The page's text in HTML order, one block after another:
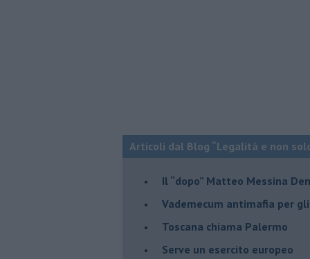
Articoli dal Blog “Legalità e non
Il “dopo” Matteo Messina
Vademecum antimafia per
Toscana chiama Palermo
Serve un esercito europeo